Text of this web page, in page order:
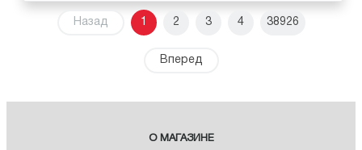
Назад 1 2 3 4 38926
Вперед
О МАГАЗИНЕ